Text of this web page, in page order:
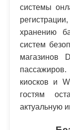
системы
хранению
систем
магазинов
киосков и
гостям
актуальную